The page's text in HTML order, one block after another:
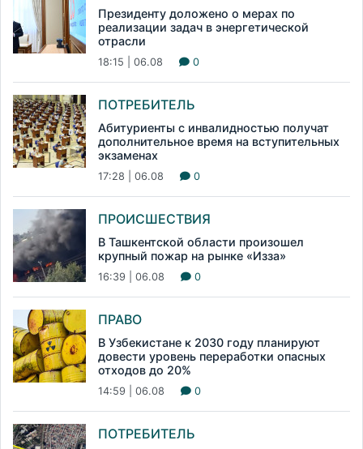
Президенту доложено о мерах по
реализации задач в энергетической
отрасли
18:15 | 06.08 0
ПОТРЕБИТЕЛЬ
Абитуриенты с инвалидностью получат
дополнительное время на вступительных
экзаменах
17:28 | 06.08 0
ПРОИСШЕСТВИЯ
В Ташкентской области произошел
крупный пожар на рынке «Изза»
16:39 | 06.08 0
ПРАВО
В Узбекистане к 2030 году планируют
довести уровень переработки опасных
отходов до 20%
14:59 | 06.08 0
ПОТРЕБИТЕЛЬ